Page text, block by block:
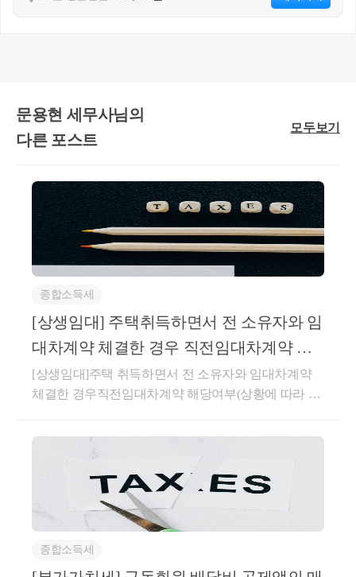
간(부득이한 사유로 세대원 중 일부가 거주하지
못하는 경우 포함)이 5년 이상인 경우
에 의하여 수용되는 경우
● 1년이상 거주한 주택을 취학, 근무상의 형편, 질
병의 요양, 그 밖에 부득이한 사유로 양도하는 경
우
2. 분양권(입주권) 취득일로부터 3년이 지
난 후 종전주택을 양도하는 경우
분양권(입주권)을 취득한 날로부터 3년
이 지나 종전주택을 양도하는 경우에는
아래 요건을 모두 갖춘 경우 1세대 1주택
종전에는 a요건이 없었으나 과세형평을
제고하기 위해 신설되었습니다.1주택 비
과세를 받은 후, 아래 요건을 충족하지 못
하게 된 때에는 그 사유가 발생한 날이 속
하는 달의 말일로부터 2개월 이내에 양도
소득세를 신고, 납부해야 합니다.
문용현 세무사님의
다른 포스트
모두보기
종합소득세
[상생임대] 주택취득하면서 전 소유자와 임
대차계약 체결한 경우 직전임대차계약 해
당여부(상황에 따라 다름)
[상생임대]주택 취득하면서 전 소유자와 임대차계약
체결한 경우직전임대차계약 해당여부(상황에 따라 다
결 이후 잔금 지급 전에 체결한임대차계약이 직전임대
차계약에 해당하는지사전-2026-법규재산-0087등록일
자 : 2026.04.30.생산일자 : 2026.03.16.요지주택 매매계
약을 체결한 후 임대차계약을 체결한 경우로서 주택
취득일 이후 임대기간이 개시되더라도 주택 취득(잔금
청산) 전에 임차인과 체결한 임대차계약은 직전임대차
계약에 해당하지 않는 것임답변내용귀 사전답변 신청
의 사실관계와 같이,1세대가 주택을 취득하는 매매계
종합소득세